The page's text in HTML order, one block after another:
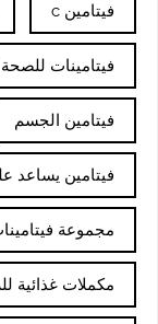
فيتامين c
فيتامينات للصحة
فيتامين الجسم
فيتامين يساعد
مجموعة
مكملات غذائية